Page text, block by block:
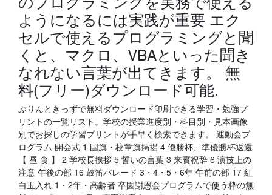
ようになるには実践が重要 エク
セルで使えるプログラミングと聞
くと、マクロ、VBAといった聞き
なれない言葉が出てきます。 無
料(フリー)ダウンロード可能.
ぷりんときっずで無料ダウンロード印刷できる学習・勉強プ
リントの一覧リスト。学校の授業進度別・科目別・見本画像
別でお探しの学習プリントが手早く検索できます。 運動会プ
ログラム 開会式 1 国旗・校章旗掲揚 4 優勝杯、準優勝杯返還
【 昼 食 】 2 学校長挨拶 5 誓いの言葉 3 来賓祝辞 6 演技上の
注意 午後の部 16 鼓笛パレード 3・4・5・6年 午前の部 17 紅
白玉入れ 1・2年・高齢者 卒園謝恩会プログラムで使う枠の無